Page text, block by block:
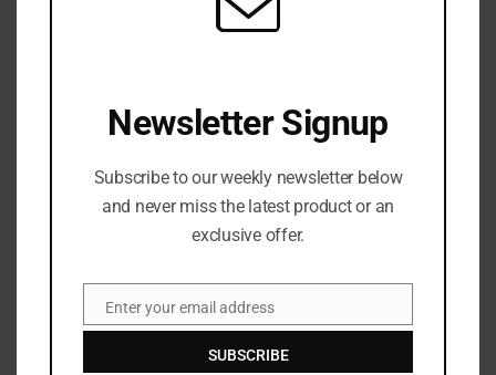
Cara Video Call WhatsApp Web di Laptop tanpa
WhatsApp Web kini mendukung panggilan video langsung
dari browser.(Dok.WhatsApp) BAGI Anda yang sering bekerja
Newsletter Signup
Subscribe to our weekly newsletter below
and never miss the latest product or an
exclusive offer.
EmailEnter your email address
SUBSCRIBE